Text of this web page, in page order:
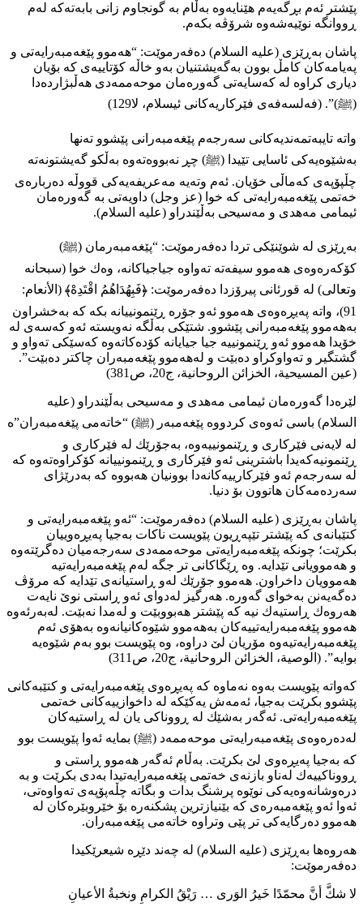
پێشتر ئەم بڕگەیەم هێنایەوە بەڵام بە گونجاوم زانی بابەتەكە لەم
ڕووانگە نوێیەشەوە شرۆڤە بكەم.
پاشان بەڕێزی (عليه السلام) دەفەرموێت: “هەموو پێغەمبەرایەتی و
پەیامەكان كامڵ بوون بەگەيشتنیان بەو خاڵە كۆتاییەی كە بۆیان
دیاری كراوە لە كەسایەتی گەورەمان موحەممەدی هەڵبژاردەدا
(ﷺ)”. (فەلسەفەی فێركاریەكانی ئیسلام، لا129)
واتە تایبەتمەندیەكانی سەرجەم پێغەمبەرانی پێشوو تەنھا
بەشێوەیەكی ئاسایی تێیدا (ﷺ) چڕ نەبووەتەوە بەڵكو گەيشتونەتە
چڵپۆپەی كەماڵی خۆیان. ئەم وتەیە مەعریفەیەكی قووڵە دەربارەی
خەتمی پێغەمبەرایەتی كە خوا (عز وجل) داویەتی بە گەورەمان
ئیمامی مەهدی و مەسیحی بەڵێندراو (عليه السلام).
بەڕێزی لە شوێنێكی تردا دەفەرموێت: “پێغەمبەرمان (ﷺ)
كۆكەرەوەی هەموو سیفەتە تەواوە جیاجیاكانە، وەك خوا (سبحانه
وتعالی) لە قورئانی پیرۆزدا دەفەرموێت: ﴿فَبِهُدَاهُمُ اقْتَدِهْ﴾ (الأنعام:
91)، واتە پەیڕەوەی هەموو ئەو جۆرە ڕێنمونییانە بكە كە بەخشراون
بەهەموو پێغەمبەرانی پێشوو. شتێكی بەڵگە نەویستە ئەو كەسەی لە
خۆیدا هەموو ئەو ڕێنمونییە جیا جیایانە كۆدەكاتەوە كەسێكی تەواو و
گشتگیر و تەواوكراو دەبێت و لەهەموو پێغەمبەران چاكتر دەبێت”.
(عین المسیحیة، الخزائن الروحانیة، ج20، ص381)
لێرەدا گەورەمان ئیمامی مەهدی و مەسیحی بەڵێندراو (عليه
السلام) باسی ئەوەی كردووە پێغەمبەر (ﷺ) “خاتەمی پێغەمبەران”ە
لە لایەنی فێركاری و ڕێنمونییەوە، بەجۆرێك لە فێركاری و
ڕێنمونیەكەیدا باشترینی ئەو فێركاری و ڕێنمونییانە كۆكراوەتەوە كە
لە سەرجەم ئەو فێركارییەكانەدا بوونیان هەبووە كە بەدرێژای
سەردەمەكان هاتوون بۆ دنیا.
پاشان بەڕێزی (عليه السلام) دەفەرموێت: “ئەو پێغەمبەرایەتی و
كتێبانەی كە پێشتر تێپەڕیون پێویست ناكات بەجیا پەیڕەوییان
بكرێت؛ چونكە پێغەمبەرایەتی موحەممەدی سەرجەمیان دەگرێتەوە
و هەموویانی تێدایە. وە ڕێگاكانی تر جگە لەم پێغەمبەرایەتیە
هەموویان داخراون. هەموو جۆرێك لەو ڕاستیانەی تێدایە كە مرۆڤ
دەگەیەنن بەخوای گەورە. هەرگیز لەدوای ئەو ڕاستی نوێ نایەت
هەروەك ڕاستیەك نیە كە پێشتر هەبووبێت و لەمدا نەبێت. لەبەرئەوە
هەموو پێغەمبەرایەتییەكان بەهەموو شێوەكانیانەوە بەهۆی ئەم
پێغەمبەرایەتیەوە مۆریان لێ دراوە، وە پێویست بوو بەم شێوەیە
بوایە”. (الوصیة، الخزائن الروحانیة، ج20، ص311)
كەواتە پێویست بەوە نەماوە كە پەیڕەوی پێغەمبەرایەتی و كتێبەكانی
پێشوو بكرێت بەجیا، ئەمەش یەكێكە لە داخوازییەكانی خەتمی
پێغەمبەرایەتی. ئەگەر بەشێك لە ڕووناكی یان لە ڕاستیەكان
لەدەرەوەی پێغەمبەرایەتی موحەممەد (ﷺ) بمایە ئەوا پێویست بوو
كە بەجیا پەیڕەوی لێ بكرێت. بەڵام ئەگەر هەموو ڕاستی و
ڕووناكییەك لەناو بازنەی خەتمی پێغەمبەرایەتیدا بەدی بكرێت و بە
درەوشانەوەیەكی نوێوە پرشنگ بدات و بگاتە چڵەپۆپەی تەواوەتی،
ئەوا ئەو پێغەمبەرەی كە بێنیازترین پشكنەرە بۆ خێروبێرەكان لە
هەموو دەرگایەكی تر پێی وتراوە خاتەمی پێغەمبەران.
هەروەها بەڕێزی (عليه السلام) لە چەند دێڕە شیعرێكیدا
دەفەرموێت:
لا شكَّ أنَّ محمّدًا خَيرُ الوَرى … رَيْقُ الكرامِ ونخبةُ الأعيانِ